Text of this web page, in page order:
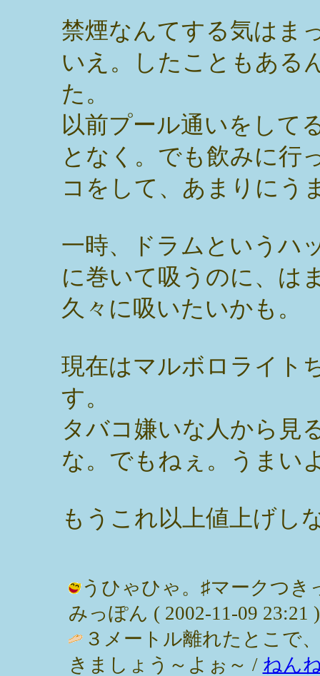
禁煙なんてする気はま
いえ。したこともある
た。
以前プール通いをして
となく。でも飲みに行
コをして、あまりにう
一時、ドラムというハ
に巻いて吸うのに、は
久々に吸いたいかも。
現在はマルボロライト
す。
タバコ嫌いな人から見
な。でもねぇ。うまい
もうこれ以上値上げし
うひゃひゃ。♯マークつき
みっぽん ( 2002-11-09 23:21 )
３メートル離れたとこで
きましょう～よぉ～ / ねん